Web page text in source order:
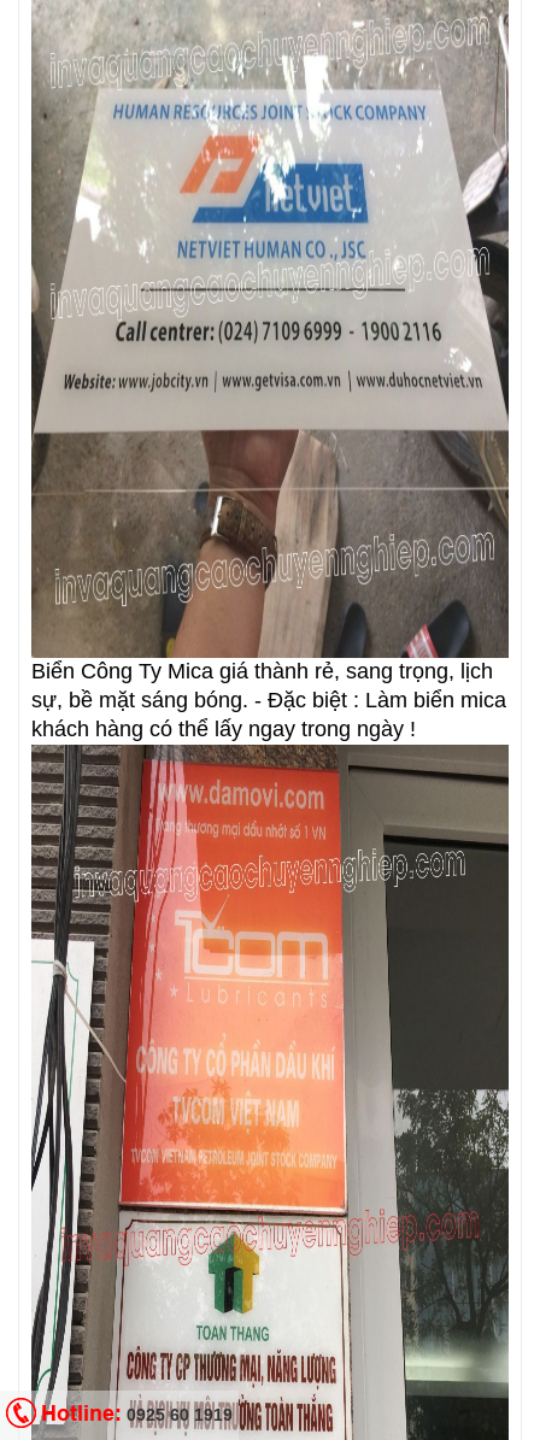
Biển Công Ty Mica giá thành rẻ, sang trọng, lịch
sự, bề mặt sáng bóng. - Đặc biệt : Làm biển mica
khách hàng có thể lấy ngay trong ngày !
Hotline: 0925 60 1919